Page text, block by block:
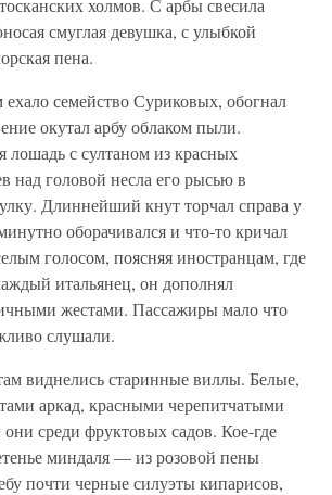
холмов. С арбы свесила
смуглая девушка, с улыбкой
пена.
семейство Суриковых, обогнал
окутал арбу облаком пыли.
лошадь с султаном из красных
над головой несла его рысью в
Длиннейший кнут торчал справа у
оборачивался и что-то кричал
голосом, поясняя иностранцам, где
итальянец, он дополнял
жестами. Пассажиры мало что
слушали.
виднелись старинные виллы. Белые,
аркад, красными черепитчатыми
среди фруктовых садов. Кое-где
миндаля — из розовой пены
почти черные силуэты кипарисов,